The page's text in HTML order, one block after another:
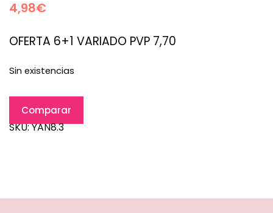
4,98€
OFERTA 6+1 VARIADO PVP 7,70
Sin existencias
Comparar
SKU:YAN8.3